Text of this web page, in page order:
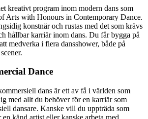
kreativt program inom modern dans som
Arts with Honours in Contemporary Dance.
konstnär och rustas med det som krävs
hållbar karriär inom dans. Du får bygga på
medverka i flera dansshower, både på
Dance
dans är ett av få i världen som
med allt du behöver för en karriär som
dansare. Kanske vill du uppträda som
känd artist eller kanske arbeta med